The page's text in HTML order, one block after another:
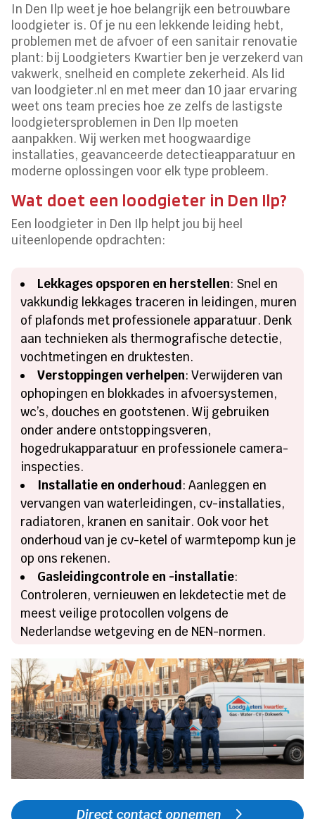
In Den Ilp weet je hoe belangrijk een betrouwbare
loodgieter is. Of je nu een lekkende leiding hebt,
problemen met de afvoer of een sanitair renovatie
plant: bij Loodgieters Kwartier ben je verzekerd van
vakwerk, snelheid en complete zekerheid. Als lid
van loodgieter.nl en met meer dan 10 jaar ervaring
weet ons team precies hoe ze zelfs de lastigste
loodgietersproblemen in Den Ilp moeten
aanpakken. Wij werken met hoogwaardige
installaties, geavanceerde detectieapparatuur en
moderne oplossingen voor elk type probleem.
Wat doet een loodgieter in Den Ilp?
Een loodgieter in Den Ilp helpt jou bij heel
uiteenlopende opdrachten:
Lekkages opsporen en herstellen: Snel en
vakkundig lekkages traceren in leidingen, muren
of plafonds met professionele apparatuur. Denk
aan technieken als thermografische detectie,
vochtmetingen en druktesten.
Verstoppingen verhelpen: Verwijderen van
ophopingen en blokkades in afvoersystemen,
wc’s, douches en gootstenen. Wij gebruiken
onder andere ontstoppingsveren,
hogedrukapparatuur en professionele camera-
inspecties.
Installatie en onderhoud: Aanleggen en
vervangen van waterleidingen, cv-installaties,
radiatoren, kranen en sanitair. Ook voor het
onderhoud van je cv-ketel of warmtepomp kun je
op ons rekenen.
Gasleidingcontrole en -installatie:
Controleren, vernieuwen en lekdetectie met de
meest veilige protocollen volgens de
Nederlandse wetgeving en de NEN-normen.
Direct contact opnemen